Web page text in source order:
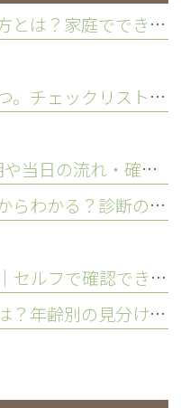
発達障害の小学生への接し方とは？家庭でできる工夫を解説
1歳半の発達障害のサイン6つ。チェックリストや相談の目安を解説
5歳児健診とは？受ける時期や当日の流れ・確認される項目を解説
発達障害は何歳から？いつからわかる？診断の時期を解説
3歳児の発達障害の特徴9つ｜セルフで確認できるチェックリストも紹介
発達障害の子どもの特徴とは？年齢別の見分け方や接し方を解説